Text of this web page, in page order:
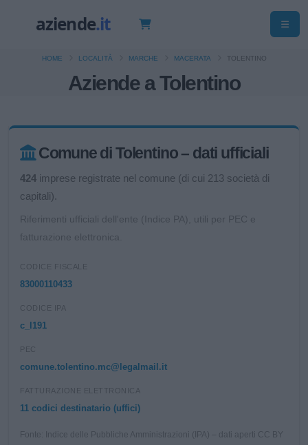
Aziende a Tolentino
HOME LOCALITÀ MARCHE MACERATA TOLENTINO
Comune di Tolentino – dati ufficiali
424 imprese registrate nel comune (di cui 213 società di
capitali).
Riferimenti ufficiali dell'ente (Indice PA), utili per PEC e
fatturazione elettronica.
CODICE FISCALE
83000110433
CODICE IPA
c_l191
PEC
comune.tolentino.mc@legalmail.it
FATTURAZIONE ELETTRONICA
11 codici destinatario (uffici)
Fonte: Indice delle Pubbliche Amministrazioni (IPA) – dati aperti CC BY